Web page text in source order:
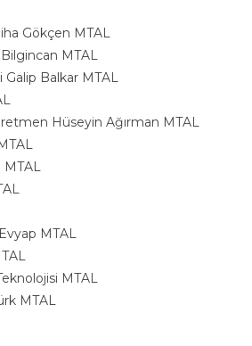
Gökçen MTAL
MTAL
Balkar MTAL
Hüseyin Ağırman MTAL
MTAL
MTAL
MTAL